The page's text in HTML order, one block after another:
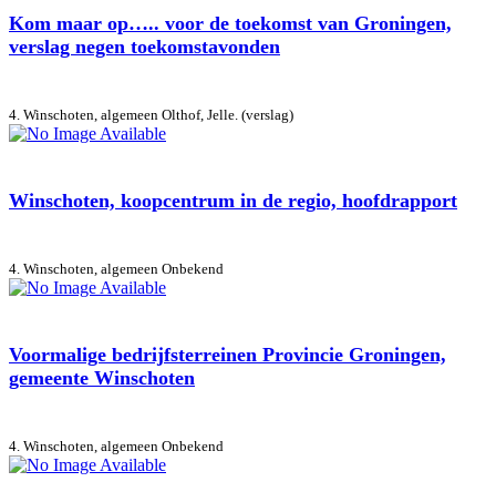
Kom maar op….. voor de toekomst van Groningen,
verslag negen toekomstavonden
4. Winschoten, algemeen Olthof, Jelle. (verslag)
Winschoten, koopcentrum in de regio, hoofdrapport
4. Winschoten, algemeen Onbekend
Voormalige bedrijfsterreinen Provincie Groningen,
gemeente Winschoten
4. Winschoten, algemeen Onbekend